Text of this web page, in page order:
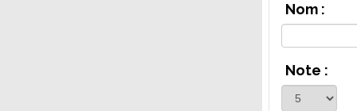
Nom :
Note :